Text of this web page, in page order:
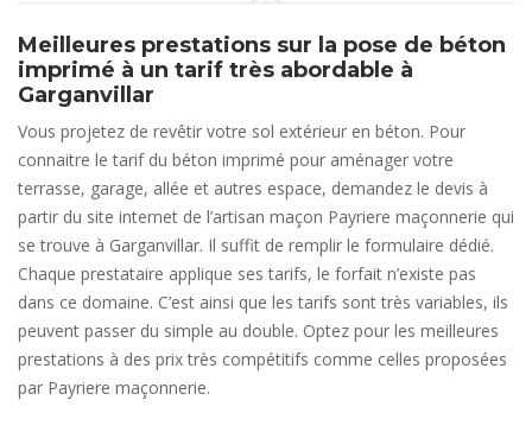
Meilleures prestations sur la pose de béton
imprimé à un tarif très abordable à
Garganvillar
Vous projetez de revêtir votre sol extérieur en béton. Pour
connaitre le tarif du béton imprimé pour aménager votre
terrasse, garage, allée et autres espace, demandez le devis à
partir du site internet de l’artisan maçon Payriere maçonnerie qui
se trouve à Garganvillar. Il suffit de remplir le formulaire dédié.
Chaque prestataire applique ses tarifs, le forfait n’existe pas
dans ce domaine. C’est ainsi que les tarifs sont très variables, ils
peuvent passer du simple au double. Optez pour les meilleures
prestations à des prix très compétitifs comme celles proposées
par Payriere maçonnerie.